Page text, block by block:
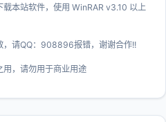
本站软件，使用 WinRAR v3.10 以上
，请QQ：908896报错，谢谢合作!!
用，请勿用于商业用途